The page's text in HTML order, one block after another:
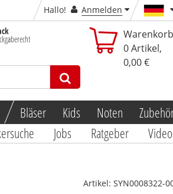
Hallo!
Anmelden
0 Artikel,
0,00 €
Bläser Kids Noten
Jobs Ratgeber Video
Artikel: SYN0008322-